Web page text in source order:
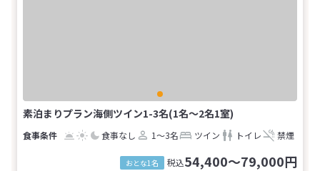
素泊まりプラン海側ツイン1-3名(1名～2名1室)
食事なし 1～3名 ツイン トイレ 禁煙
おとな1名 税込54,400～79,000円